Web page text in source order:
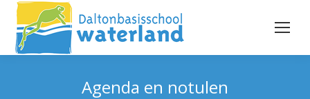
Agenda en notulen